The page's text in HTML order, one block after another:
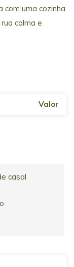
com uma cozinha
calma e
Valor
casal